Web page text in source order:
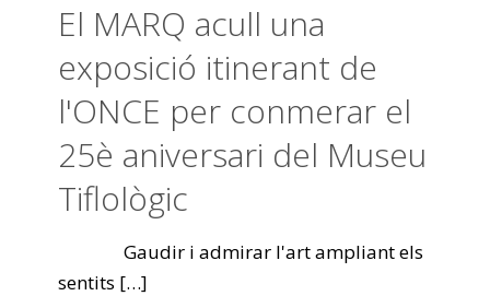
El MARQ acull una
exposició itinerant de
l'ONCE per conmerar el
25è aniversari del Museu
Tiflològic
Gaudir i admirar l'art ampliant els
sentits […]